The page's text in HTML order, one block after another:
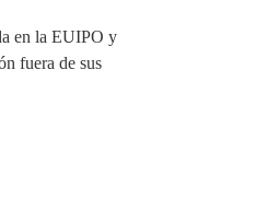
en la EUIPO y
fuera de sus